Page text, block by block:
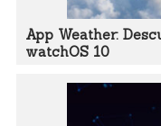
App Weather:
watchOS 10